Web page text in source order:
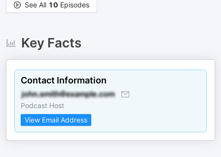
See All 10 Episodes
Key Facts
Contact Information
Podcast Host
View Email Address